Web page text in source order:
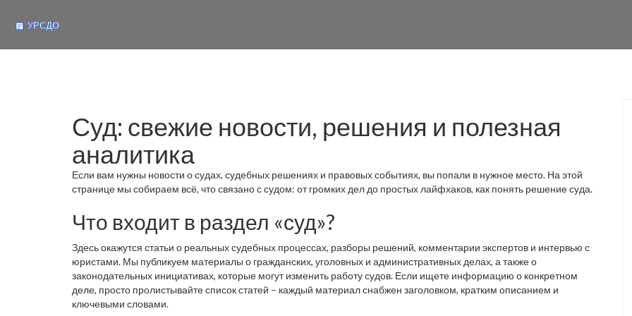
Суд: свежие новости, решения и полезная
аналитика
Если вам нужны новости о судах, судебных решениях и правовых событиях, вы попали в нужное место. На этой
странице мы собираем всё, что связано с судом: от громких дел до простых лайфхаков, как понять решение суда.
Что входит в раздел «суд»?
Здесь окажутся статьи о реальных судебных процессах, разборы решений, комментарии экспертов и интервью с
юристами. Мы публикуем материалы о гражданских, уголовных и административных делах, а также о
законодательных инициативах, которые могут изменить работу судов. Если ищете информацию о конкретном
деле, просто пролистывайте список статей – каждый материал снабжен заголовком, кратким описанием и
ключевыми словами.